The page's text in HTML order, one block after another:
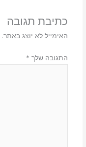
כתיבת תגובה
האימייל לא יוצג באתר.
התגובה שלך *